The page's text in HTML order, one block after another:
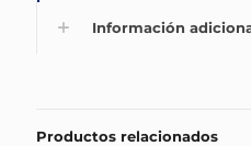
Información
Productos relacionados